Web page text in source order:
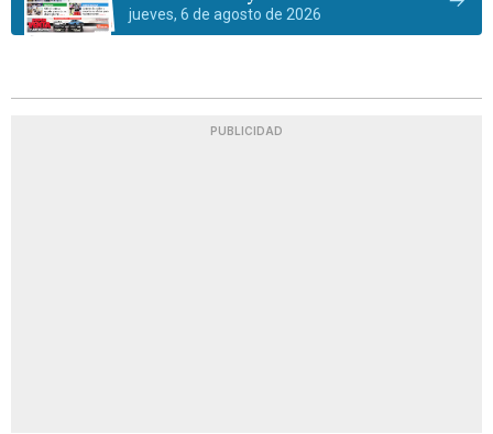
jueves, 6 de agosto de 2026
PUBLICIDAD